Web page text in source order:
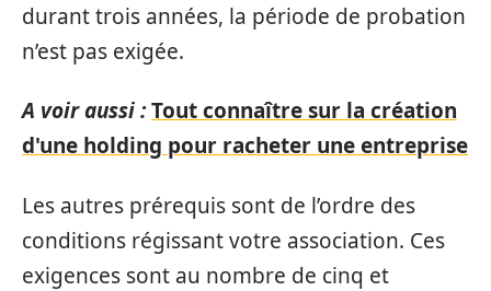
durant trois années, la période de probation
n’est pas exigée.
A voir aussi :Tout connaître sur la création
d'une holding pour racheter une entreprise
Les autres prérequis sont de l’ordre des
conditions régissant votre association. Ces
exigences sont au nombre de cinq et